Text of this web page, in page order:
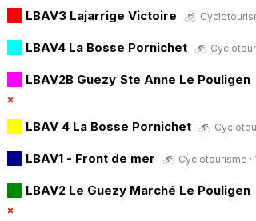
LBAV3 Lajarrige Victoire
LBAV4 La Bosse Pornichet
LBAV2B Guezy Ste Anne Le Pouligen
LBAV 4 La Bosse Pornichet
LBAV1 - Front de mer Cyclotourisme ·
LBAV2 Le Guezy Marché Le Pouligen